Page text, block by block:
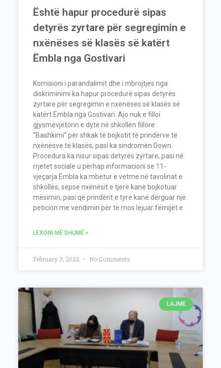
Është hapur procedurë sipas
detyrës zyrtare për segregimin e
nxënëses së klasës së katërt
Ëmbla nga Gostivari
Komisioni i parandalimit dhe i mbrojtjes nga
diskriminimi ka hapur procedurë sipas detyrës
zyrtare për segregimin e nxënëses së klasës së
katërt Ëmbla nga Gostivari. Ajo nuk e filloi
gjysmëvjetorin e dytë në shkollën fillore
“Bashkimi” për shkak të bojkotit të prindërve të
nxënësve të klasës, pasi ka sindromën Down.
Procedura ka nisur sipas detyrës zyrtare, pasi në
rrjetet sociale u përhap informacioni se 11-
vjeçarja Ëmbla ka mbetur e vetme në tavolinat e
shkollës, sepse nxënësit e tjerë kanë bojkotuar
mësimin, pasi që prindërit e tyre kanë dërguar një
peticion me vendimin për të mos lejuar fëmijët e
LEXONI MË SHUMË »
February 3, 2022 No Comments
LAJME